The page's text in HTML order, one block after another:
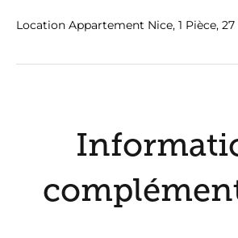
Location Appartement Nice, 1 Pièce,